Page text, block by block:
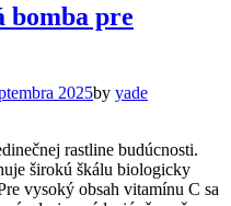
bomba pre
2025by yade
rastline budúcnosti.
širokú škálu biologicky
vysoký obsah vitamínu C sa